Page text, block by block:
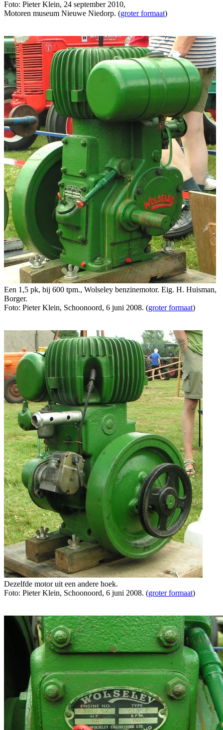
Foto: Pieter Klein, 24 september 2010,
Motoren museum Nieuwe Niedorp. (groter formaat)
Een 1,5 pk, bij 600 tpm., Wolseley benzinemotor. Eig. H. Huisman,
Borger.
Foto: Pieter Klein, Schoonoord, 6 juni 2008. (groter formaat)
Dezelfde motor uit een andere hoek.
Foto: Pieter Klein, Schoonoord, 6 juni 2008. (groter formaat)